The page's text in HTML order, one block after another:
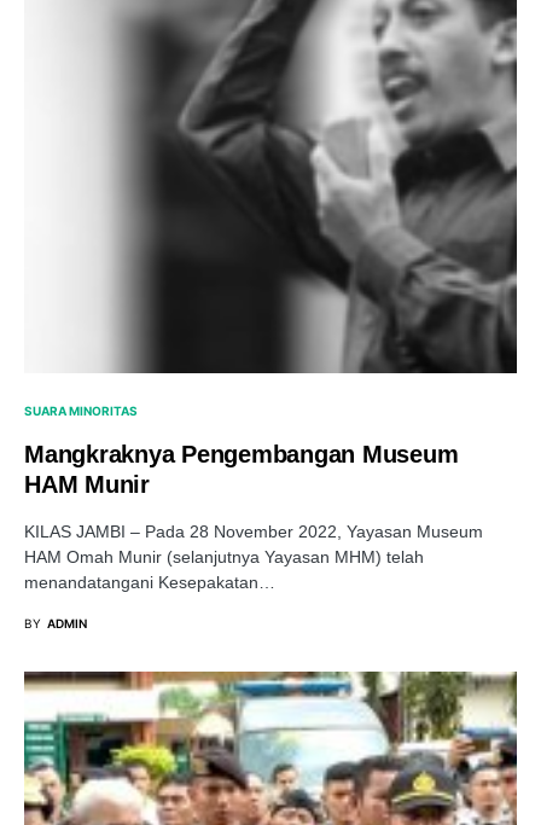
SUARA MINORITAS
Mangkraknya Pengembangan Museum
HAM Munir
KILAS JAMBI – Pada 28 November 2022, Yayasan Museum
HAM Omah Munir (selanjutnya Yayasan MHM) telah
menandatangani Kesepakatan…
BY ADMIN